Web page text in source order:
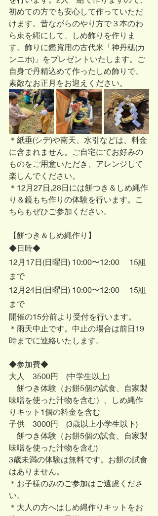
初めての方でも安心して作っていただ
けます。 昔ながらのやり方で３本のわ
ら束を縄にして、しめ飾りを作りま
す。 飾りに鑑賞用の古代米「神丹穂(カ
ンニホ)」をプレゼントいたします。ご
自身で丹精込めて作ったしめ飾りで、
素敵なお正月をお迎えください。
＊紙垂(シデ)や南天、水引などは、料金
に含まれません。ご自宅にてお好みの
ものをご用意いただき、アレンジして
楽しんでください。
＊12月27日,28日には餅つき＆しめ縄作
り＆鏡もち作りの体験を行います。こ
ちらもぜひご参加ください。
【餅つき＆しめ縄作り】
◆日時◆
12月17日(日曜日) 10:00〜12:00 　15組
まで
12月24日(日曜日)​ 10:00〜12:00　 15組
まで
開催の15分前より受付を行います。
＊雨天中止です。中止の場合は前日19
時までに連絡いたします。
◆参加費◆
大人　3500円　(中学生以上)
餅つき体験（お餅5個の試食、自家製
味噌を使った汁物を含む）、しめ縄作
りキット1個の料金を含む
子供　3000円　(3歳以上小学生以下)​
餅つき体験（お餅5個の試食、自家製
味噌を使った汁物を含む)
3歳未満の体験は無料​です。お餅の試食
はありません。
＊お子様のみのご参加はご遠慮くださ
い。
＊大人の方へはしめ縄作りキットをお